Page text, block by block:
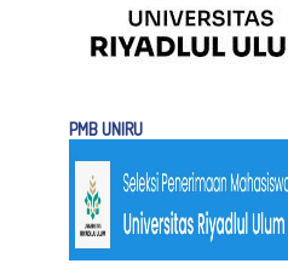
PMB UNIRU